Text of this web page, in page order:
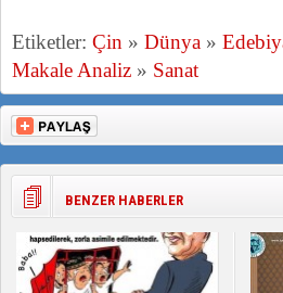
Etiketler: Çin » Dünya »
Makale Analiz » Sanat
BENZER HABERLER